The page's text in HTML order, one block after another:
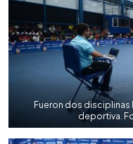
Fueron dos disciplinas
deportiva.